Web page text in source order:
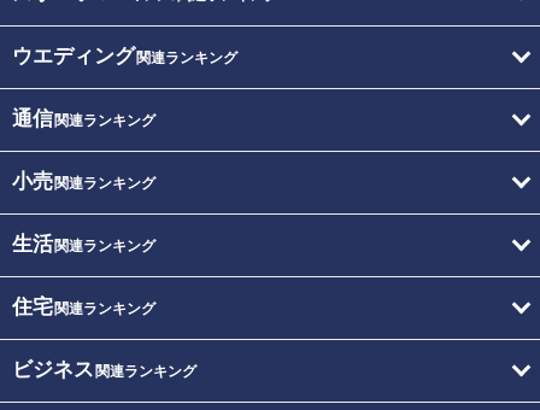
ウエディング関連ランキング
通信関連ランキング
小売関連ランキング
生活関連ランキング
住宅関連ランキング
ビジネス 関連ランキング